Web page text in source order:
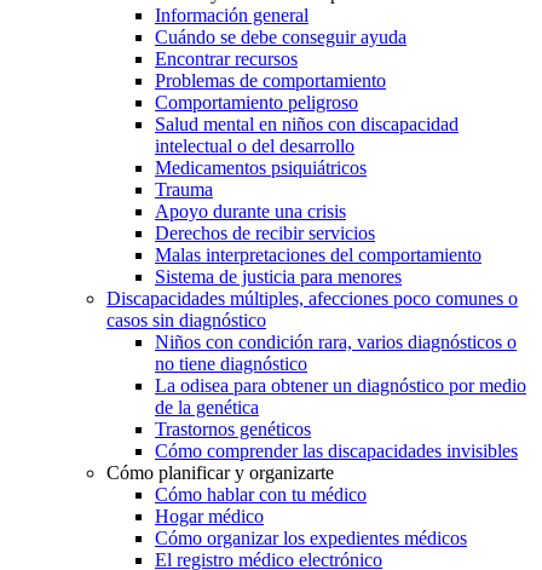
Información general
Cuándo se debe conseguir ayuda
Encontrar recursos
Problemas de comportamiento
Comportamiento peligroso
Salud mental en niños con discapacidad
intelectual o del desarrollo
Medicamentos psiquiátricos
Trauma
Apoyo durante una crisis
Derechos de recibir servicios
Malas interpretaciones del comportamiento
Sistema de justicia para menores
Discapacidades múltiples, afecciones poco comunes o
casos sin diagnóstico
Niños con condición rara, varios diagnósticos o
no tiene diagnóstico
La odisea para obtener un diagnóstico por medio
de la genética
Trastornos genéticos
Cómo comprender las discapacidades invisibles
Cómo planificar y organizarte
Cómo hablar con tu médico
Hogar médico
Cómo organizar los expedientes médicos
El registro médico electrónico